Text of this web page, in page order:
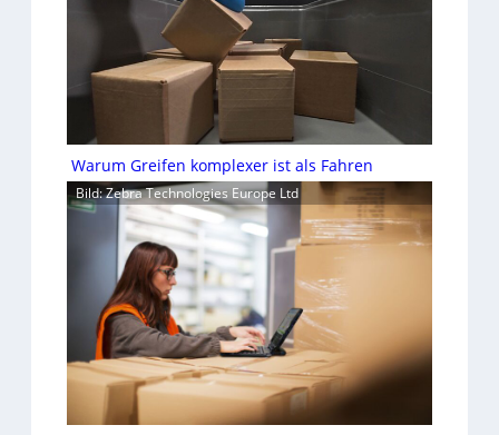
Warum Greifen komplexer ist als Fahren
Bild: Zebra Technologies Europe Ltd